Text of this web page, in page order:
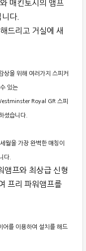
매킨토시의 앰프
니다.
드리고 거실에 새
상을 위해 여러가지 스피커
있는
Royal GR 스피
셨습니다.
월을 가장 완벽한 매칭이
다.
프와 최상급 신형
프리 파워앰프를
어를 이용하여 설치를 해드